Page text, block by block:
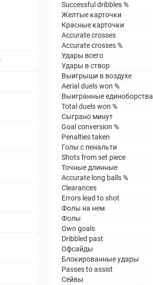
Successful dribbles %
Желтые карточки
Красные карточки
Accurate crosses
Accurate crosses %
Удары всего
Удары в створ
Выигрыши в воздухе
Aerial duels won %
Выигранные единоборства
Total duels won %
Сыграно минут
Goal conversion %
Penalties taken
Голы с пенальти
Shots from set piece
Точные длинные
Accurate long balls %
Clearances
Errors lead to shot
Фолы на нем
Фолы
Own goals
Dribbled past
Офсайды
Блокированные удары
Passes to assist
Сейвы